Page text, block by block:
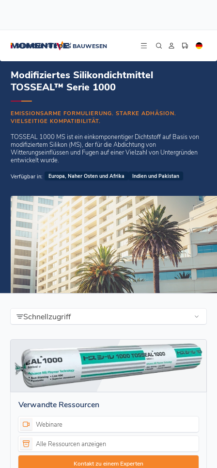
SILIKONE FÜR DAS BAUWESEN
Modifiziertes Silikondichtmittel TOSSEAL™ Serie 1000
Modifiziertes Silikondichtmittel
TOSSEAL™ Serie 1000
EMISSIONSARME FORMULIERUNG. STARKE ADHÄSION.
VIELSEITIGE KOMPATIBILITÄT.
TOSSEAL 1000 MS ist ein einkomponentiger Dichtstoff auf Basis von
modifiziertem Silikon (MS), der für die Abdichtung von
Witterungseinflüssen und Fugen auf einer Vielzahl von Untergründen
entwickelt wurde.
Verfügbar in: Europa, Naher Osten und Afrika Indien und Pakistan
Schnellzugriff
Verwandte Ressourcen
Webinare
Alle Ressourcen anzeigen
Kontakt zu einem Experten